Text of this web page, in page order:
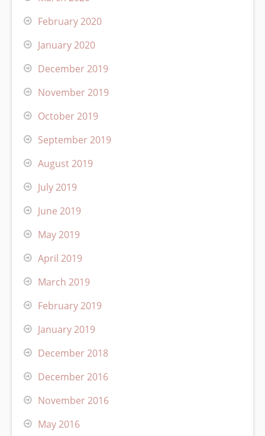
February 2020
January 2020
December 2019
November 2019
October 2019
September 2019
August 2019
July 2019
June 2019
May 2019
April 2019
March 2019
February 2019
January 2019
December 2018
December 2016
November 2016
May 2016